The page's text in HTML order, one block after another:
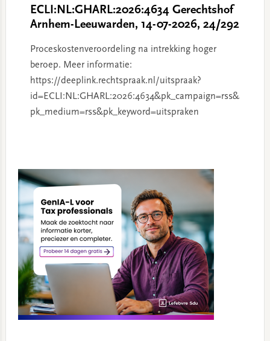
ECLI:NL:GHARL:2026:4634 Gerechtshof
Arnhem-Leeuwarden, 14-07-2026, 24/292
Proceskostenveroordeling na intrekking hoger
beroep. Meer informatie:
https://deeplink.rechtspraak.nl/uitspraak?
id=ECLI:NL:GHARL:2026:4634&pk_campaign=rss&
pk_medium=rss&pk_keyword=uitspraken
Sidebar